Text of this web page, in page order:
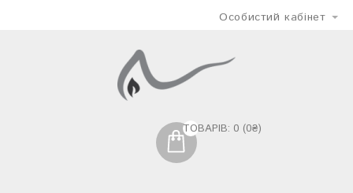
Особистий кабінет
ТОВАРІВ: 0 (0₴)